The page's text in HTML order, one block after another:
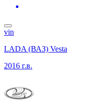
vin
LADA (ВАЗ) Vesta
2016 г.в.